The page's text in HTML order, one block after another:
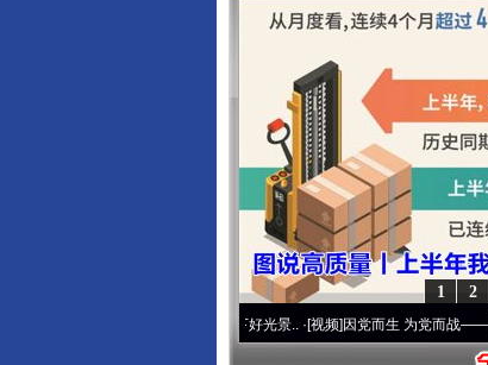
2
1
·[视频]因党而生 为党而战——百年“纪”事